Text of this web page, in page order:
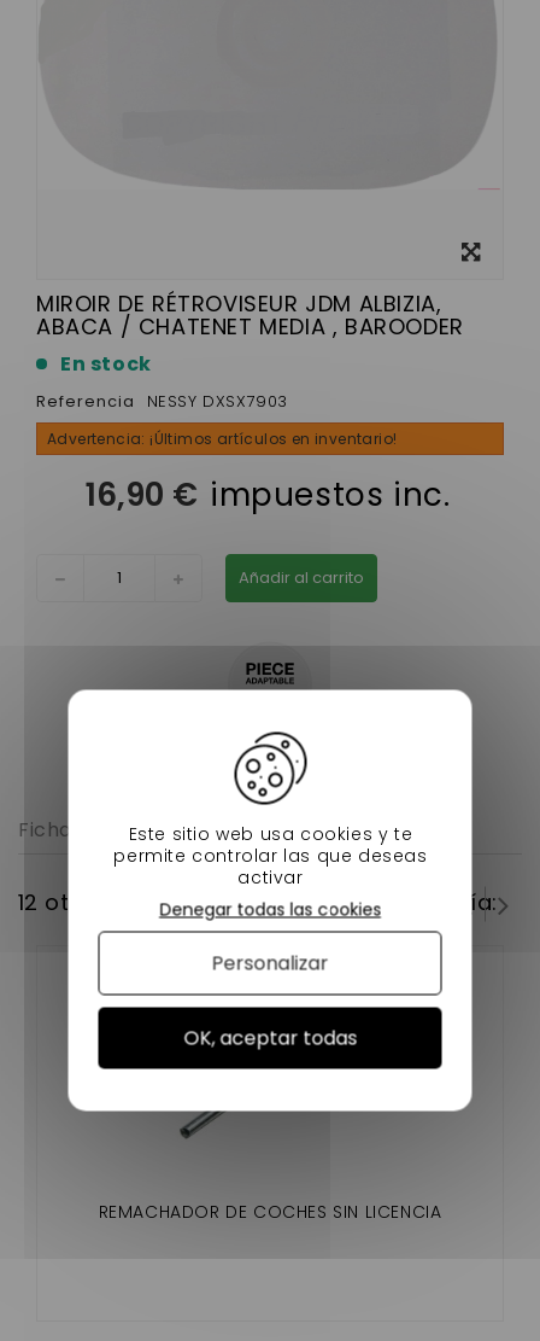
MIROIR DE RÉTROVISEUR JDM ALBIZIA,
ABACA / CHATENET MEDIA , BAROODER
En stock
Referencia NESSY DXSX7903
Advertencia: ¡Últimos artículos en inventario!
16,90 € impuestos inc.
Añadir al carrito
Ficha técnica
12 otros productos en la misma categoría:
REMACHADOR DE COCHES SIN LICENCIA
Este sitio web usa cookies y te
permite controlar las que deseas
activar
OK, aceptar todas
Denegar todas las cookies
Personalizar